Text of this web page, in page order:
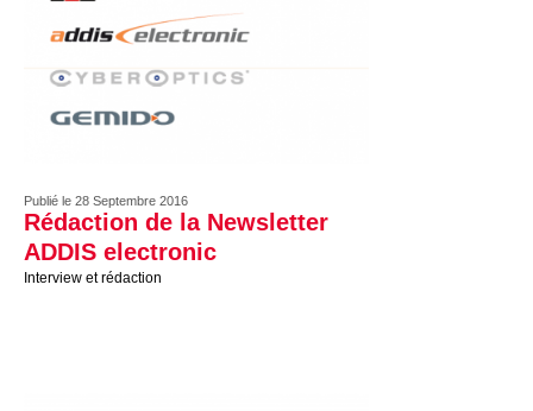
Publié le 28 Septembre 2016
Rédaction de la Newsletter
ADDIS electronic
Interview et rédaction